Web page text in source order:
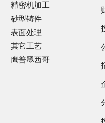
精密机加工
砂型铸件
表面处理
其它工艺
鹰普墨西哥